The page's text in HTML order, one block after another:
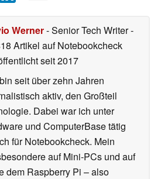
Werner- Senior Tech Writer-
Artikel auf Notebookcheck
seit 2017
seit über zehn Jahren
aktiv, den Großteil
Dabei war ich unter
und ComputerBase tätig
für Notebookcheck. Mein
auf Mini-PCs und auf
dem Raspberry Pi – also